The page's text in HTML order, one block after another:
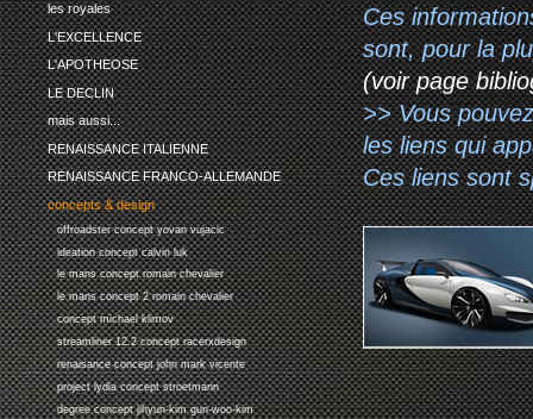
les royales
L'EXCELLENCE
L'APOTHEOSE
LE DECLIN
mais aussi...
RENAISSANCE ITALIENNE
RENAISSANCE FRANCO-ALLEMANDE
concepts & design
offroadster concept yovan vujacic
ideation concept calvin luk
le mans concept romain chevalier
le mans concept 2 romain chevalier
concept michael klimov
streamliner 12.2 concept racerxdesign
renaisance concept john mark vicente
project lydia concept stroetmann
degree concept jihyun-kim gun-woo-kim
Ces
sont, pour la
(voir page
>> Vous
les liens qui
Ces liens sont